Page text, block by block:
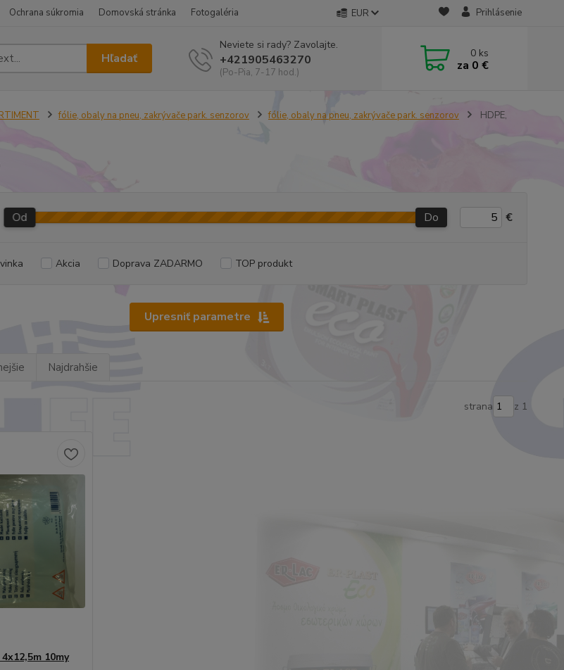
Ochrana súkromia Domovská stránka Fotogaléria EUR Prihlásenie
Hľadať
Neviete si rady? Zavolajte.
+421905463270
(Po-Pia, 7-17 hod.)
0 ks
za 0 €
fólie, obaly na pneu, zakrývače park. senzorov fólie, obaly na pneu, zakrývače park. senzorov
HDPE,
Upresniť parametre
Od Do €
Akcia Doprava ZADARMO TOP produkt
Najdrahšie
strana z 1
10my